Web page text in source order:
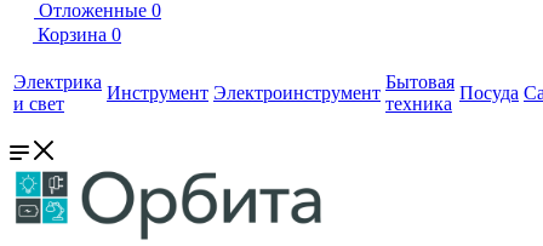
Отложенные 0
Корзина 0
Электрика
и свет
Инструмент Электроинструмент
Бытовая
техника
Посуда